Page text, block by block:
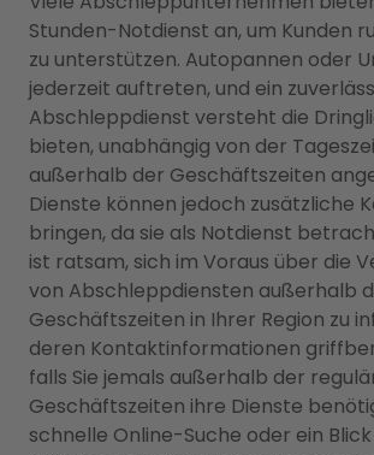
Stunden-Notdienst an, um Kunden
zu unterstützen. Autopannen oder
jederzeit auftreten, und ein
Abschleppdienst versteht die
bieten, unabhängig von der
außerhalb der Geschäftszeiten
Dienste können jedoch zusätzliche
bringen, da sie als Notdienst
ist ratsam, sich im Voraus über die
von Abschleppdiensten außerhalb
Geschäftszeiten in Ihrer Region zu
deren Kontaktinformationen
falls Sie jemals außerhalb der
Geschäftszeiten ihre Dienste
schnelle Online-Suche oder ein